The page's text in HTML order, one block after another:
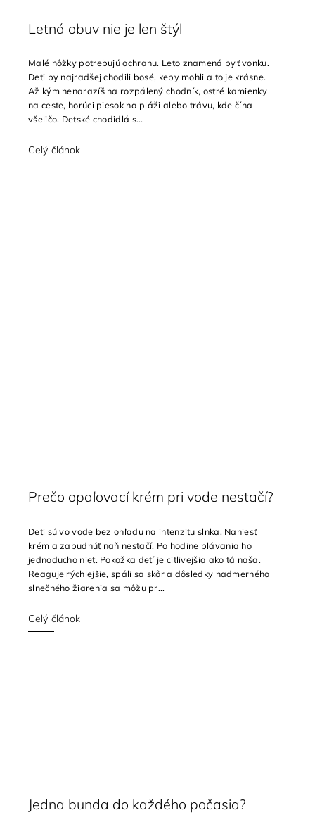
Letná obuv nie je len štýl
Malé nôžky potrebujú ochranu. Leto znamená byť vonku.
Deti by najradšej chodili bosé, keby mohli a to je krásne.
Až kým nenarazíš na rozpálený chodník, ostré kamienky
na ceste, horúci piesok na pláži alebo trávu, kde číha
všeličo. Detské chodidlá s...
Celý článok
Prečo opaľovací krém pri vode nestačí?
Deti sú vo vode bez ohľadu na intenzitu slnka. Naniesť
krém a zabudnúť naň nestačí. Po hodine plávania ho
jednoducho niet. Pokožka detí je citlivejšia ako tá naša.
Reaguje rýchlejšie, spáli sa skôr a dôsledky nadmerného
slnečného žiarenia sa môžu pr...
Celý článok
Jedna bunda do každého počasia?